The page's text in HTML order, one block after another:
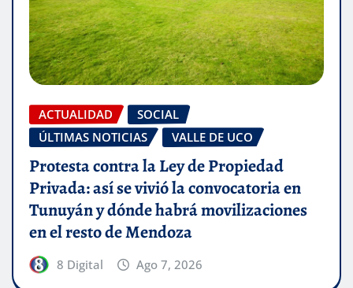
ACTUALIDAD
SOCIAL
ÚLTIMAS NOTICIAS
VALLE DE UCO
Protesta contra la Ley de Propiedad
Privada: así se vivió la convocatoria en
Tunuyán y dónde habrá movilizaciones
en el resto de Mendoza
8 Digital Ago 7, 2026